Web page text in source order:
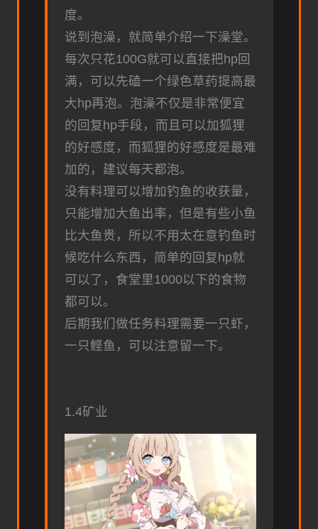
度。
说到泡澡，就简单介绍一下澡堂。
每次只花100G就可以直接把hp回
满，可以先磕一个绿色草药提高最
大hp再泡。泡澡不仅是非常便宜
的回复hp手段，而且可以加狐狸
的好感度，而狐狸的好感度是最难
加的，建议每天都泡。
没有料理可以增加钓鱼的收获量，
只能增加大鱼出率，但是有些小鱼
比大鱼贵，所以不用太在意钓鱼时
候吃什么东西，简单的回复hp就
可以了，食堂里1000以下的食物
都可以。
后期我们做任务料理需要一只虾，
一只鲣鱼，可以注意留一下。
1.4矿业